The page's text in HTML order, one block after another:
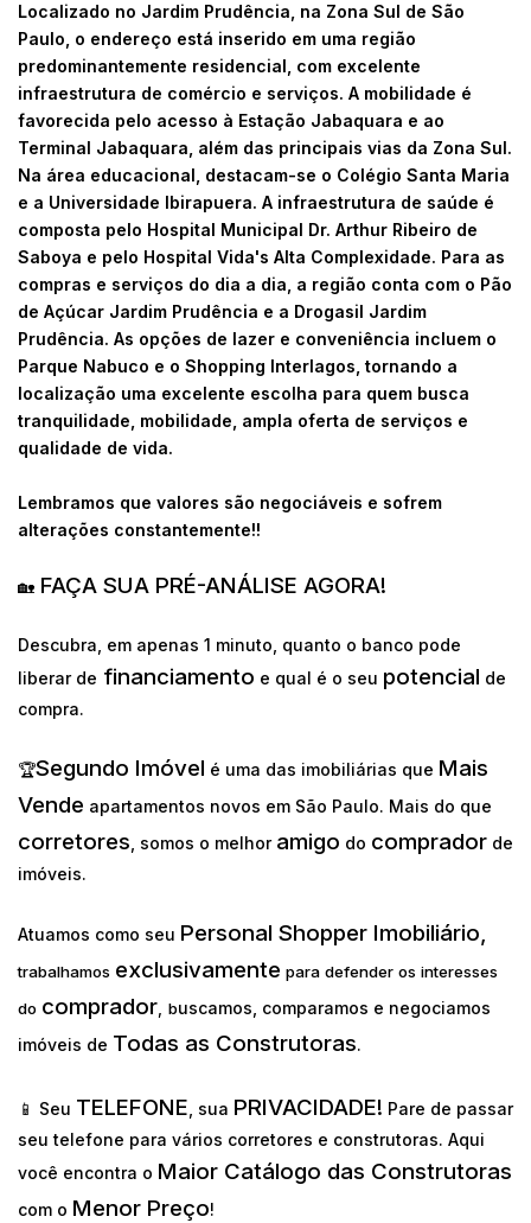
Localizado no Jardim Prudência, na Zona Sul de São
Paulo, o endereço está inserido em uma região
predominantemente residencial, com excelente
infraestrutura de comércio e serviços. A mobilidade é
favorecida pelo acesso à Estação Jabaquara e ao
Terminal Jabaquara, além das principais vias da Zona Sul.
Na área educacional, destacam-se o Colégio Santa Maria
e a Universidade Ibirapuera. A infraestrutura de saúde é
composta pelo Hospital Municipal Dr. Arthur Ribeiro de
Saboya e pelo Hospital Vida's Alta Complexidade. Para as
compras e serviços do dia a dia, a região conta com o Pão
de Açúcar Jardim Prudência e a Drogasil Jardim
Prudência. As opções de lazer e conveniência incluem o
Parque Nabuco e o Shopping Interlagos, tornando a
localização uma excelente escolha para quem busca
tranquilidade, mobilidade, ampla oferta de serviços e
qualidade de vida.
Lembramos que valores são negociáveis e sofrem
alterações constantemente!!
🏡 FAÇA SUA PRÉ-ANÁLISE AGORA!
Descubra, em apenas 1 minuto, quanto o banco pode
liberar de financiamento e qual é o seu potencial de
compra.
🏆Segundo Imóvel é uma das imobiliárias que Mais
Vende apartamentos novos em São Paulo. Mais do que
corretores , somos o melhor amigo do comprador de
imóveis.
Atuamos como seu Personal Shopper Imobiliário,
trabalhamos exclusivamente para defender os interesses
do comprador, buscamos, comparamos e negociamos
imóveis de Todas as Construtoras.
📱 Seu TELEFONE , sua PRIVACIDADE! Pare de passar
seu telefone para vários corretores e construtoras. Aqui
você encontra o Maior Catálogo das Construtoras
com o Menor Preço!